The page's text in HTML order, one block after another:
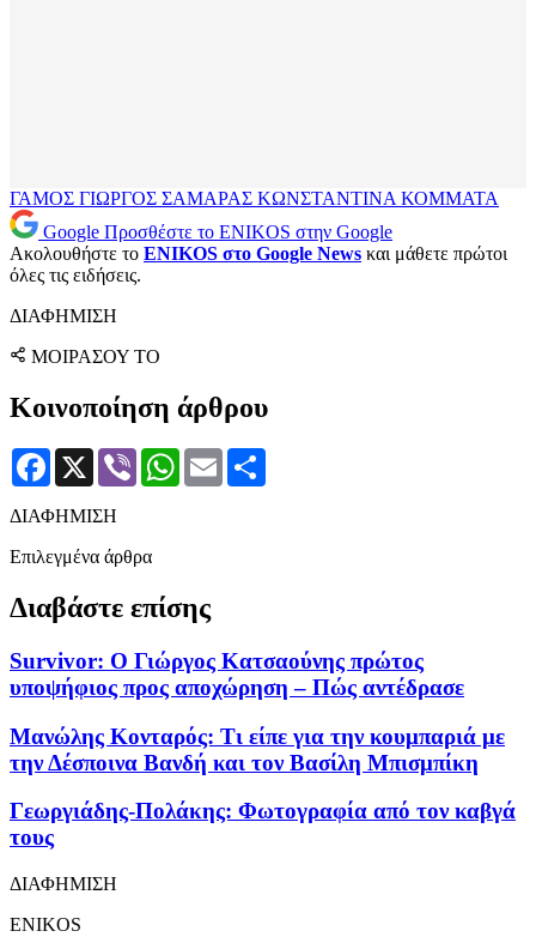
ΓΑΜΟΣ ΓΙΩΡΓΟΣ ΣΑΜΑΡΑΣ ΚΩΝΣΤΑΝΤΙΝΑ ΚΟΜΜΑΤΑ
Google Προσθέστε το ENIKOS στην Google
Ακολουθήστε το ENIKOS στο Google News και μάθετε πρώτοι
όλες τις ειδήσεις.
ΔΙΑΦΗΜΙΣΗ
ΜΟΙΡΑΣΟΥ ΤΟ
Κοινοποίηση άρθρου
Facebook
X Viber WhatsApp
Email
ΔΙΑΦΗΜΙΣΗ
Επιλεγμένα άρθρα
Διαβάστε επίσης
Survivor: Ο Γιώργος Κατσαούνης πρώτος
υποψήφιος προς αποχώρηση – Πώς αντέδρασε
Μανώλης Κονταρός: Τι είπε για την κουμπαριά με
την Δέσποινα Βανδή και τον Βασίλη Μπισμπίκη
Γεωργιάδης-Πολάκης: Φωτογραφία από τον καβγά
τους
ΔΙΑΦΗΜΙΣΗ
ENIKOS